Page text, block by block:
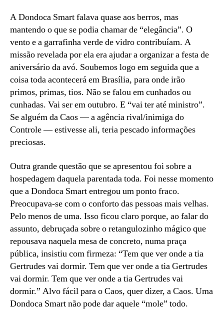
A Dondoca Smart falava quase aos berros, mas
mantendo o que se podia chamar de “elegância”. O
vento e a garrafinha verde de vidro contribuíam. A
missão revelada por ela era ajudar a organizar a festa de
aniversário da avó. Soubemos logo em seguida que a
coisa toda acontecerá em Brasília, para onde irão
primos, primas, tios. Não se falou em cunhados ou
cunhadas. Vai ser em outubro. E “vai ter até ministro”.
Se alguém da Caos — a agência rival/inimiga do
Controle — estivesse ali, teria pescado informações
preciosas.
Outra grande questão que se apresentou foi sobre a
hospedagem daquela parentada toda. Foi nesse momento
que a Dondoca Smart entregou um ponto fraco.
Preocupava-se com o conforto das pessoas mais velhas.
Pelo menos de uma. Isso ficou claro porque, ao falar do
assunto, debruçada sobre o retangulozinho mágico que
repousava naquela mesa de concreto, numa praça
pública, insistiu com firmeza: “Tem que ver onde a tia
Gertrudes vai dormir. Tem que ver onde a tia Gertrudes
vai dormir. Tem que ver onde a tia Gertrudes vai
dormir.” Alvo fácil para o Caos, quer dizer, a Caos. Uma
Dondoca Smart não pode dar aquele “mole” todo.